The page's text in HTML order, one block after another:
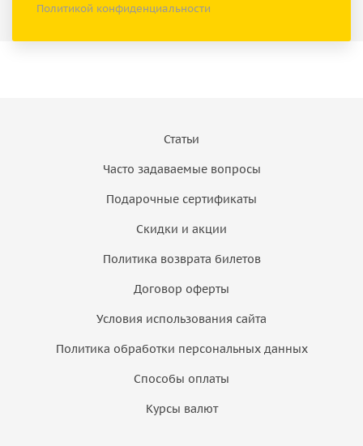
Политикой конфиденциальности
Статьи
Часто задаваемые вопросы
Подарочные сертификаты
Скидки и акции
Политика возврата билетов
Договор оферты
Условия использования сайта
Политика обработки персональных данных
Способы оплаты
Курсы валют